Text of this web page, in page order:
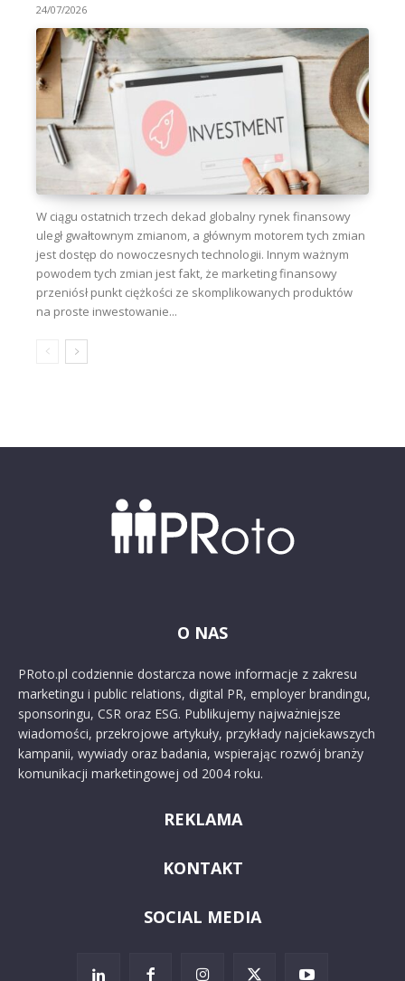
24/07/2026
W ciągu ostatnich trzech dekad globalny rynek finansowy
uległ gwałtownym zmianom, a głównym motorem tych zmian
jest dostęp do nowoczesnych technologii. Innym ważnym
powodem tych zmian jest fakt, że marketing finansowy
przeniósł punkt ciężkości ze skomplikowanych produktów
na proste inwestowanie...
O NAS
PRoto.pl codziennie dostarcza nowe informacje z zakresu
marketingu i public relations, digital PR, employer brandingu,
sponsoringu, CSR oraz ESG. Publikujemy najważniejsze
wiadomości, przekrojowe artykuły, przykłady najciekawszych
kampanii, wywiady oraz badania, wspierając rozwój branży
komunikacji marketingowej od 2004 roku.
REKLAMA
KONTAKT
SOCIAL MEDIA